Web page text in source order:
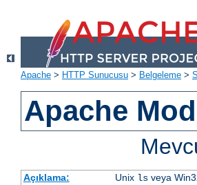
Apache > HTTP Sunucusu > Belgeleme >
Apache
Açıklama: Unix lsveya